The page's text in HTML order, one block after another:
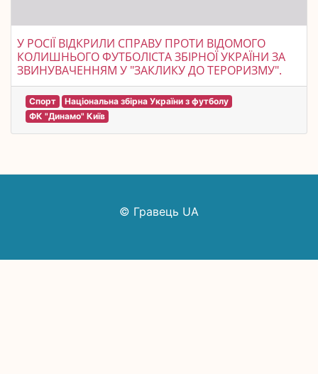
У РОСІЇ ВІДКРИЛИ СПРАВУ ПРОТИ ВІДОМОГО
КОЛИШНЬОГО ФУТБОЛІСТА ЗБІРНОЇ УКРАЇНИ ЗА
ЗВИНУВАЧЕННЯМ У "ЗАКЛИКУ ДО ТЕРОРИЗМУ".
Спорт
Національна збірна України з футболу
ФК "Динамо" Київ
© Гравець UA